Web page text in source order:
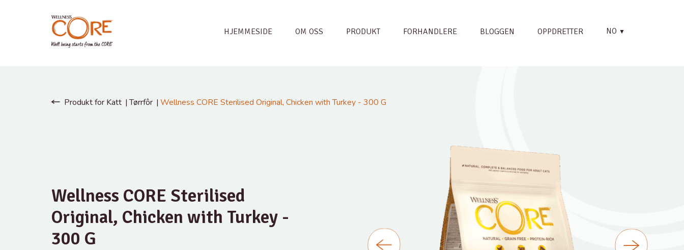
HJEMMESIDE OM OSS PRODUKT FORHANDLERE BLOGGEN OPPDRETTER NO ▼
Produkt for Katt Tørrfôr Wellness CORE Sterilised Original, Chicken with Turkey - 300 G
Wellness CORE Sterilised
Original, Chicken with Turkey -
300 G